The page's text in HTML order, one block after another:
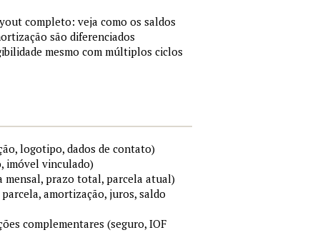
completo: veja como os saldos
são diferenciados
mesmo com múltiplos ciclos
logotipo, dados de contato)
imóvel vinculado)
mensal, prazo total, parcela atual)
amortização, juros, saldo
complementares (seguro, IOF